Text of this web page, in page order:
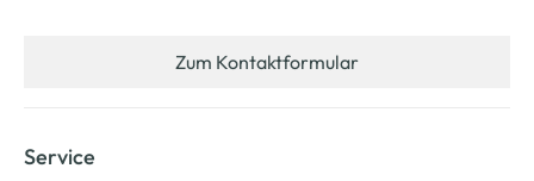
Zum Kontaktformular
Service